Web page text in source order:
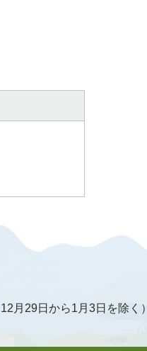
月29日から1月3日を除く）